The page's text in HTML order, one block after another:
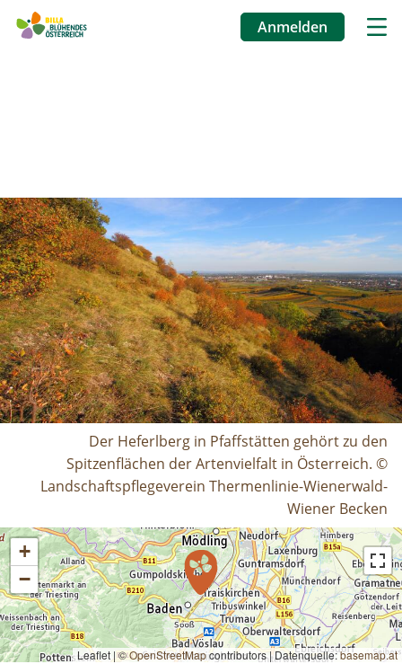
Anmelden
Der Heferlberg in Pfaffstätten gehört zu den
Spitzenflächen der Artenvielfalt in Österreich. ©
Landschaftspflegeverein Thermenlinie-Wienerwald-
Wiener Becken
+
−
Leaflet | ©OpenStreetMapcontributors|Datenquelle:basemap.at